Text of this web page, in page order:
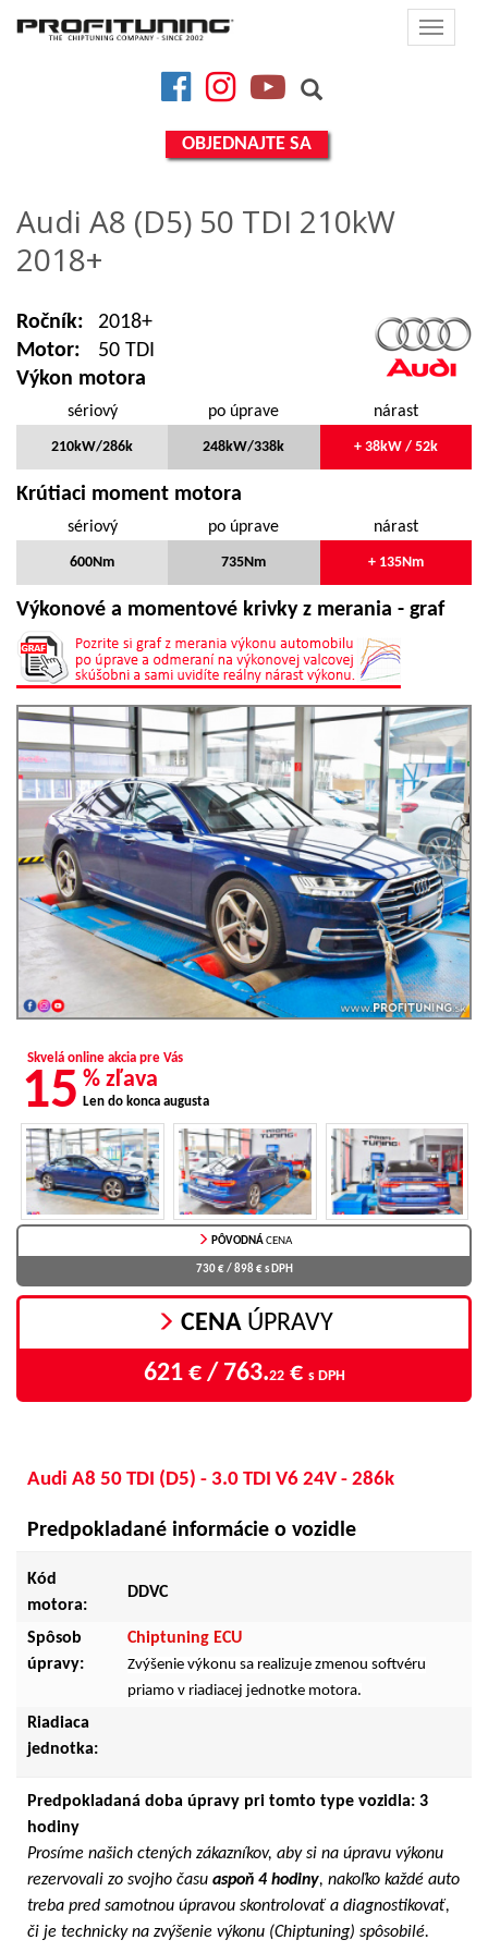
Toggle
FacebookInstagramYouTube
OBJEDNAJTE SA
Audi A8 (D5) 50 TDI 210kW
2018+
Ročník:
2018+
Motor:
50 TDI
Výkon motora
sériový
210kW/286k
po úprave
248kW/338k
nárast
+ 38kW / 52k
Krútiaci moment motora
sériový
600Nm
po úprave
735Nm
nárast
+ 135Nm
Výkonové a momentové krivky z merania - graf
Skvelá online akcia pre Vás
15 % zľava
Len do konca augusta
PÔVODNÁCENA
730 € / 898 € s DPH
CENAÚPRAVY
621 € / 763.22€ s DPH
Audi A8 50 TDI (D5) - 3.0 TDI V6 24V - 286k
Predpokladané informácie o vozidle
Kód
motora:
DDVC
Spôsob
úpravy:
Chiptuning ECU
Zvýšenie výkonu sa realizuje zmenou softvéru
priamo v riadiacej jednotke motora.
Riadiaca
jednotka:
Predpokladaná doba úpravy pri tomto type vozidla: 3
hodiny
Prosíme našich ctených zákazníkov, aby si na úpravu výkonu
rezervovali zo svojho času aspoň 4 hodiny, nakoľko každé auto
treba pred samotnou úpravou skontrolovať a diagnostikovať,
či je technicky na zvýšenie výkonu (Chiptuning) spôsobilé.